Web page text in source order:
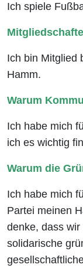
Ich spiele
Ich bin Mitglied
Hamm.
Warum
Ich habe mich
ich es wichtig
Warum die
Ich habe mich
Partei meinen
denke, dass
solidarische